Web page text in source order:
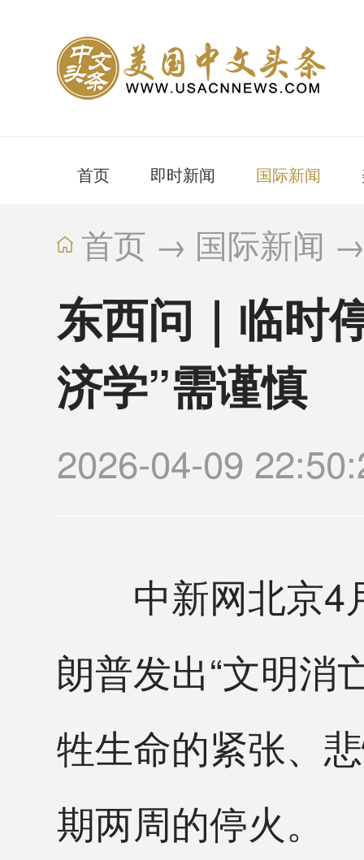
首页 即时新闻 国际新闻
首页 → 国际新闻
东西问｜临时
济学”需谨慎
2026-04-09
中新网北京4
朗普发出“文明消
牲生命的紧张、
期两周的停火。